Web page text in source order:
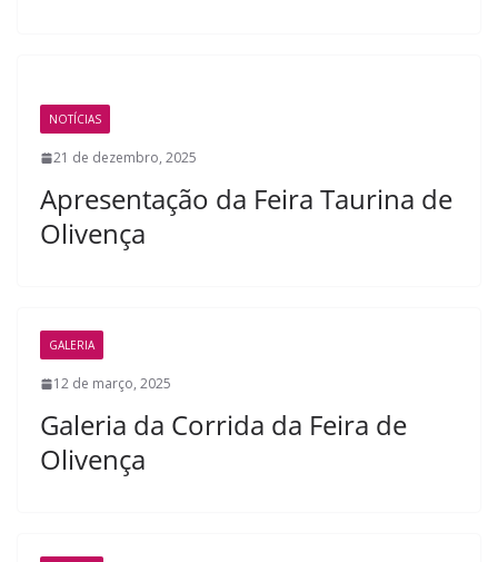
NOTÍCIAS
21 de dezembro, 2025
Apresentação da Feira Taurina de
Olivença
GALERIA
12 de março, 2025
Galeria da Corrida da Feira de
Olivença